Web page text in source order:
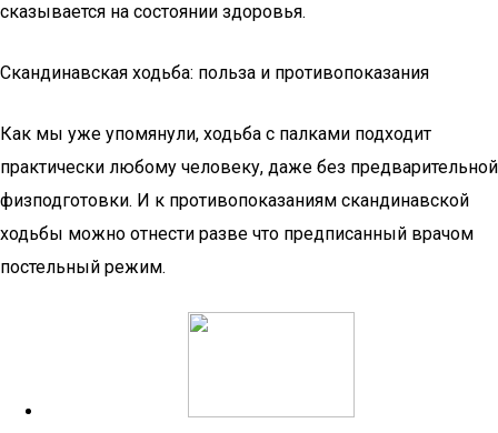
сказывается на состоянии здоровья.
Скандинавская ходьба: польза и противопоказания
Как мы уже упомянули, ходьба с палками подходит
практически любому человеку, даже без предварительной
физподготовки. И к противопоказаниям скандинавской
ходьбы можно отнести разве что предписанный врачом
постельный режим.